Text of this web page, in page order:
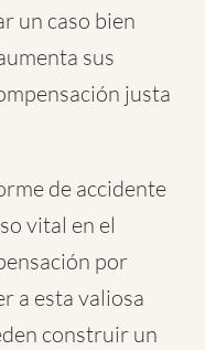
un caso bien
sus
justa
de accidente
vital en el
por
a esta valiosa
construir un